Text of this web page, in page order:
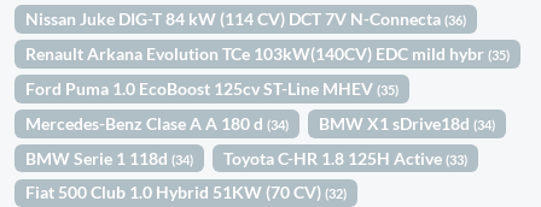
Nissan Juke DIG-T 84 kW (114 CV) DCT 7V N-Connecta(36)
Renault Arkana Evolution TCe 103kW(140CV) EDC mild hybr(35)
Ford Puma 1.0 EcoBoost 125cv ST-Line MHEV(35)
Mercedes-Benz Clase A A 180 d(34) BMW X1 sDrive18d(34)
BMW Serie 1 118d(34) Toyota C-HR 1.8 125H Active(33)
Fiat 500 Club 1.0 Hybrid 51KW (70 CV)(32)